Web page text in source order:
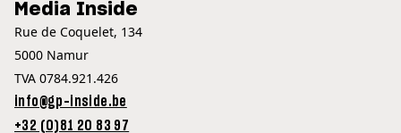
Media Inside
Rue de Coquelet, 134
5000 Namur
TVA 0784.921.426
info@gp-inside.be
+32 (0)81 20 83 97